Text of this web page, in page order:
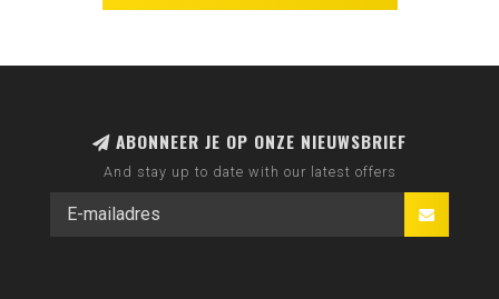
ABONNEER JE OP ONZE NIEUWSBRIEF
And stay up to date with our latest offers